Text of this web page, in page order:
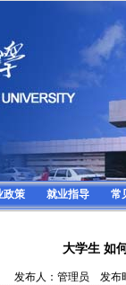
政策 就业指导 常
大学生 如
发布人：管理员 发布